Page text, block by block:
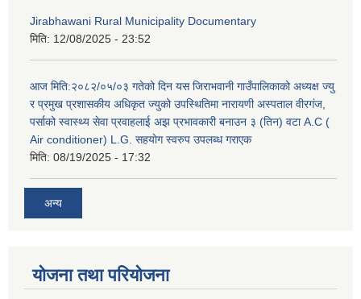
Jirabhawani Rural Municipality Documentary
मिति: 12/08/2025 - 23:52
आज मिति:२०८२/०५/०३ गतेको दिन यस जिराभवानी गाउँपालिकाको अध्यक्ष ज्यु
र प्रमुख प्रशासकीय अधिकृत ज्युको उपस्थितिमा नारायणी अस्पताल वीरगंज,
पर्साको स्वास्थ्य सेवा प्रवाहलाई अझ प्रभावकारी बनाउन ३ (तिन) वटा A.C (
Air conditioner) L.G. सहयाेग स्वरुप उपलब्ध गराएक
मिति: 08/19/2025 - 17:32
अन्य
योजना तथा परियोजना